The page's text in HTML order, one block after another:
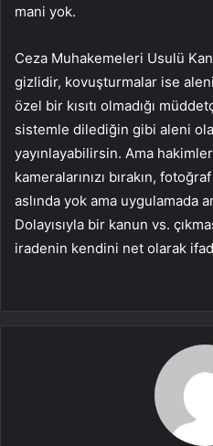
mani yok.
Ceza Muhakemeleri Usulü
gizlidir, kovuşturmalar ise
özel bir kısıtı olmadığı
sistemle dilediğin gibi aleni
yayınlayabilirsin. Ama
kameralarınızı bırakın,
aslında yok ama uygulamada
Dolayısıyla bir kanun vs.
iradenin kendini net olarak